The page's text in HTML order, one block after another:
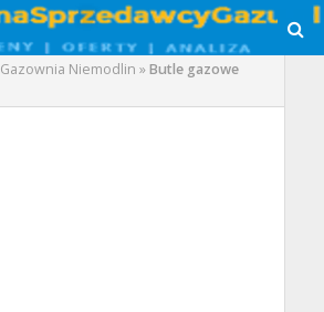
Gazownia Niemodlin »Butle gazowe